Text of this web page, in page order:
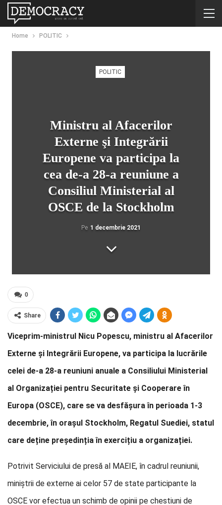
Home POLITIC
POLITIC
Ministru al Afacerilor
Externe şi Integrării
Europene va participa la
cea de-a 28-a reuniune a
Consiliul Ministerial al
OSCE de la Stockholm
Pe 1 decembrie 2021
0
Share
Viceprim-ministrul Nicu Popescu, ministru al Afacerilor
Externe şi Integrării Europene, va participa la lucrările
celei de-a 28-a reuniuni anuale a Consiliului Ministerial
al Organizației pentru Securitate și Cooperare în
Europa (OSCE), care se va desfășura în perioada 1-3
decembrie, în orașul Stockholm, Regatul Suediei, statul
care deține președinția în exercițiu a organizației.
Potrivit Serviciului de presă al MAEIE, în cadrul reuniunii,
miniștrii de externe ai celor 57 de state participante la
OSCE vor efectua un schimb de opinii pe chestiuni de